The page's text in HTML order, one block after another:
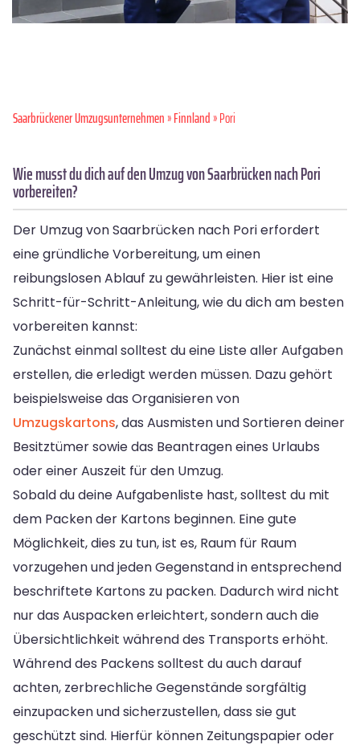
Saarbrückener Umzugsunternehmen»Finnland» Pori
Wie musst du dich auf den Umzug von Saarbrücken nach Pori
vorbereiten?
Der Umzug von Saarbrücken nach Pori erfordert
eine gründliche Vorbereitung, um einen
reibungslosen Ablauf zu gewährleisten. Hier ist eine
Schritt-für-Schritt-Anleitung, wie du dich am besten
vorbereiten kannst:
Zunächst einmal solltest du eine Liste aller Aufgaben
erstellen, die erledigt werden müssen. Dazu gehört
beispielsweise das Organisieren von
Umzugskartons, das Ausmisten und Sortieren deiner
Besitztümer sowie das Beantragen eines Urlaubs
oder einer Auszeit für den Umzug.
Sobald du deine Aufgabenliste hast, solltest du mit
dem Packen der Kartons beginnen. Eine gute
Möglichkeit, dies zu tun, ist es, Raum für Raum
vorzugehen und jeden Gegenstand in entsprechend
beschriftete Kartons zu packen. Dadurch wird nicht
nur das Auspacken erleichtert, sondern auch die
Übersichtlichkeit während des Transports erhöht.
Während des Packens solltest du auch darauf
achten, zerbrechliche Gegenstände sorgfältig
einzupacken und sicherzustellen, dass sie gut
geschützt sind. Hierfür können Zeitungspapier oder